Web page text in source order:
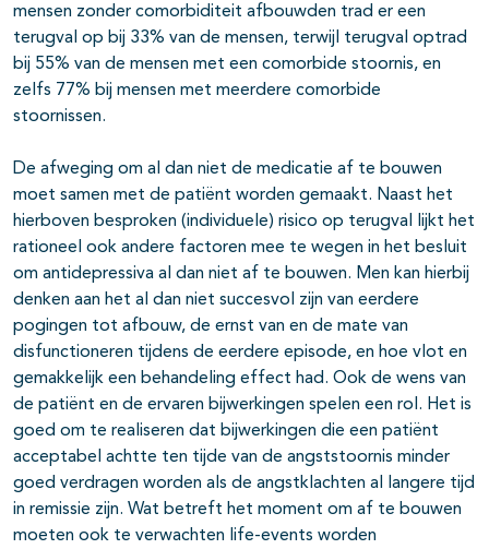
mensen zonder comorbiditeit afbouwden trad er een
terugval op bij 33% van de mensen, terwijl terugval optrad
bij 55% van de mensen met een comorbide stoornis, en
zelfs 77% bij mensen met meerdere comorbide
stoornissen.
De afweging om al dan niet de medicatie af te bouwen
moet samen met de patiënt worden gemaakt. Naast het
hierboven besproken (individuele) risico op terugval lijkt het
rationeel ook andere factoren mee te wegen in het besluit
om antidepressiva al dan niet af te bouwen. Men kan hierbij
denken aan het al dan niet succesvol zijn van eerdere
pogingen tot afbouw, de ernst van en de mate van
disfunctioneren tijdens de eerdere episode, en hoe vlot en
gemakkelijk een behandeling effect had. Ook de wens van
de patiënt en de ervaren bijwerkingen spelen een rol. Het is
goed om te realiseren dat bijwerkingen die een patiënt
acceptabel achtte ten tijde van de angststoornis minder
goed verdragen worden als de angstklachten al langere tijd
in remissie zijn. Wat betreft het moment om af te bouwen
moeten ook te verwachten life-events worden